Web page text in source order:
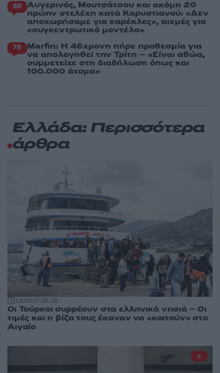
86 Αυγερινός, Μουτσάτσου και ακόμη 20
πρώην στελέχη κατά Καρυστιανού: «Δεν
αποχωρήσαμε για καρέκλες», αιχμές για
«συγκεντρωτικό μοντέλο»
76 Marfin: Η 46χρονη πήρε προθεσμία για
να απολογηθεί την Τρίτη – «Είναι αθώα,
συμμετείχε στη διαδήλωση όπως και
100.000 άτομα»
Ελλάδα: Περισσότερα
άρθρα
14:0007.08.26
Οι Τούρκοι συρρέουν στα ελληνικά νησιά – Οι
τιμές και η βίζα τους έκαναν να «κοιτούν» στο
Αιγαίο
6